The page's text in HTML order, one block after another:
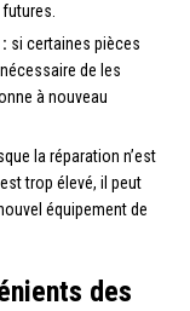
si certaines pièces
de les
à nouveau
la réparation n’est
trop élevé, il peut
équipement de
des